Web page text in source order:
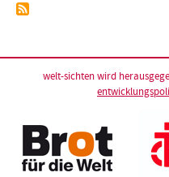
welt-sichten wird